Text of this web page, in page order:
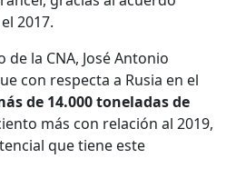
2017.
la CNA, José Antonio
con respecta a Rusia en el
de 14.000 toneladas de
más con relación al 2019,
que tiene este